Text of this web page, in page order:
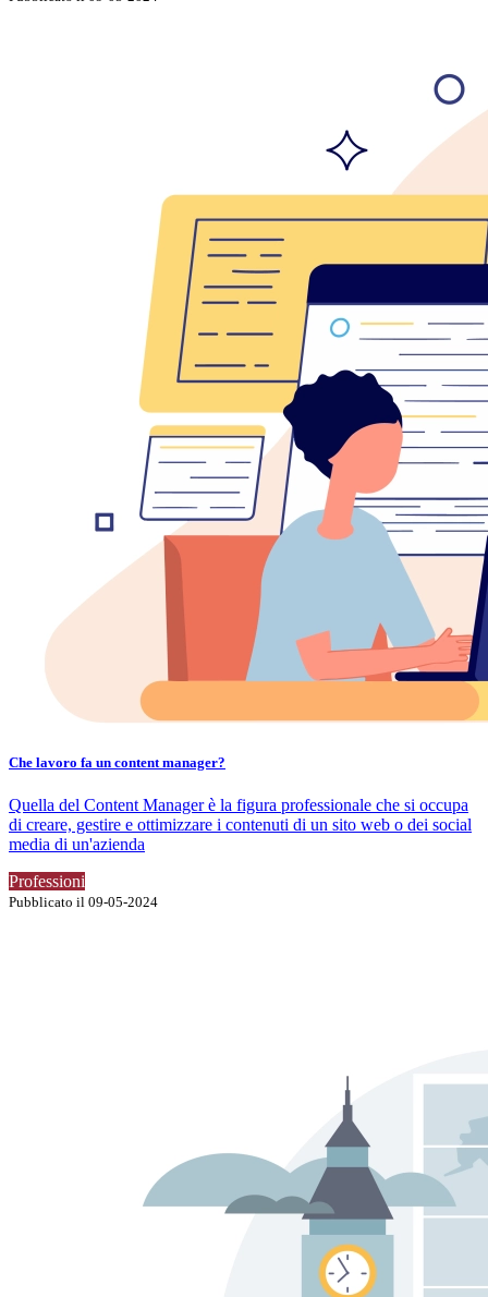
Che lavoro fa un content manager?
Quella del Content Manager è la figura professionale che si occupa
di creare, gestire e ottimizzare i contenuti di un sito web o dei social
media di un'azienda
Professioni
Pubblicato il 09-05-2024